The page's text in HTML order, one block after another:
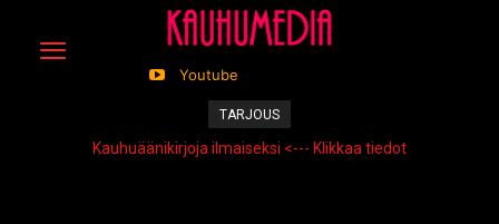
Youtube
TARJOUS
Kauhuäänikirjoja ilmaiseksi <--- Klikkaa tiedot